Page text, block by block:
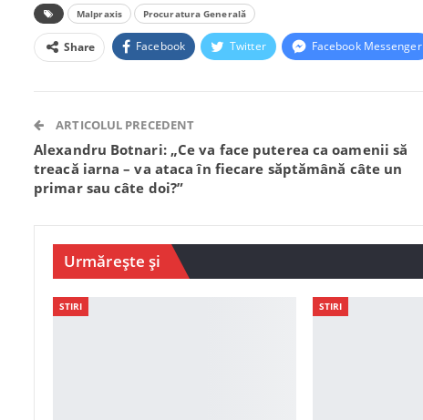
Malpraxis Procuratura Generală
Share Facebook Twitter Facebook Messenger
ARTICOLUL PRECEDENT
Alexandru Botnari: „Ce va face puterea ca oamenii să
treacă iarna – va ataca în fiecare săptămână câte un
primar sau câte doi?”
Urmărește și
STIRI STIRI